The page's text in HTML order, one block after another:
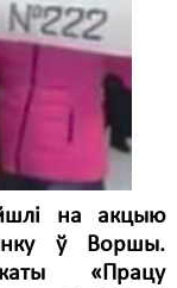
на акцыю
ў Воршы.
«Працу